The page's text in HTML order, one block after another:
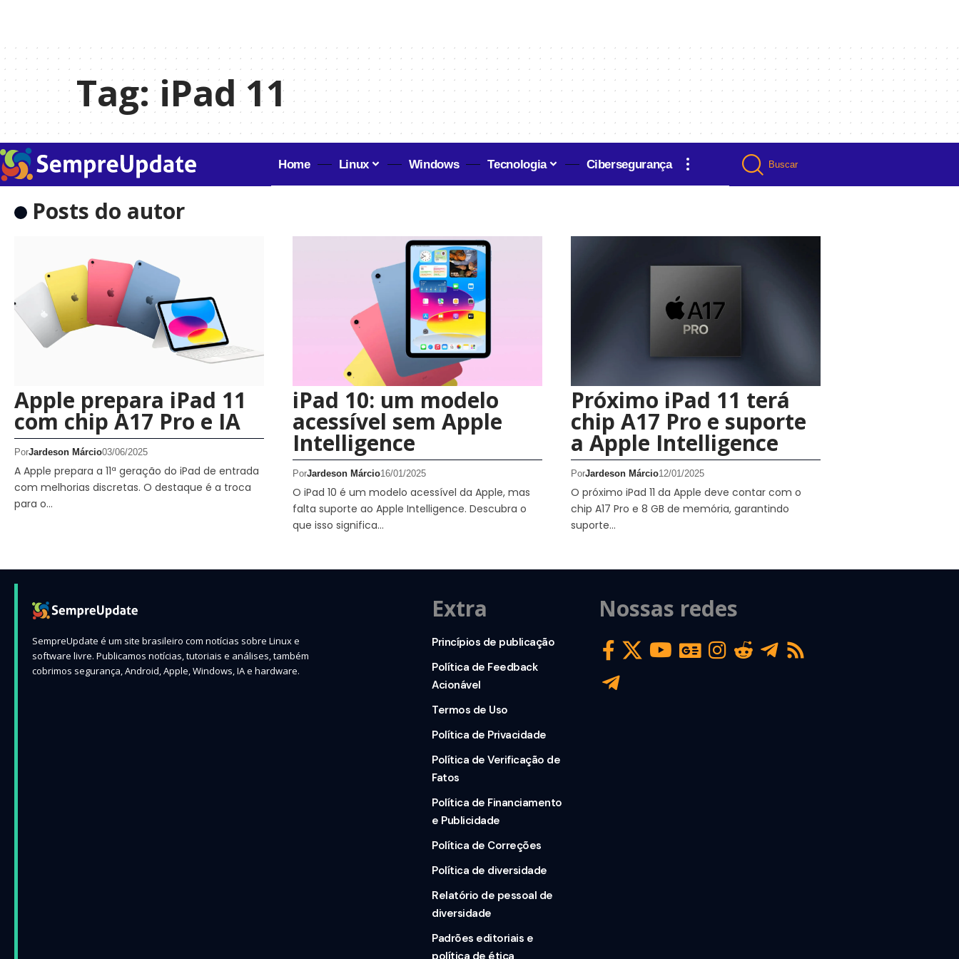
Tag:iPad 11
Home Linux Windows Tecnologia Cibersegurança Buscar
Posts do autor
Apple prepara iPad 11
com chip A17 Pro e IA
PorJardeson Márcio03/06/2025
A Apple prepara a 11ª geração do iPad de entrada
com melhorias discretas. O destaque é a troca
para o…
iPad 10: um modelo
acessível sem Apple
Intelligence
PorJardeson Márcio16/01/2025
O iPad 10 é um modelo acessível da Apple, mas
falta suporte ao Apple Intelligence. Descubra o
que isso significa…
Próximo iPad 11 terá
chip A17 Pro e suporte
a Apple Intelligence
PorJardeson Márcio12/01/2025
O próximo iPad 11 da Apple deve contar com o
chip A17 Pro e 8 GB de memória, garantindo
suporte…
SempreUpdate é um site brasileiro com notícias sobre Linux e
software livre. Publicamos notícias, tutoriais e análises, também
cobrimos segurança, Android, Apple, Windows, IA e hardware.
Extra
Princípios de publicação
Política de Feedback
Acionável
Termos de Uso
Política de Privacidade
Política de Verificação de
Fatos
Política de Financiamento
e Publicidade
Política de Correções
Política de diversidade
Relatório de pessoal de
diversidade
Padrões editoriais e
política de ética
Nossas redes